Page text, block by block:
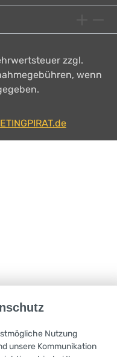
zzgl.
wenn
Nutzung
unsere Kommunikation